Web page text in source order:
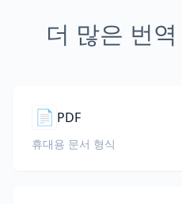
더 많은 번
📄 PDF
휴대용 문서 형식